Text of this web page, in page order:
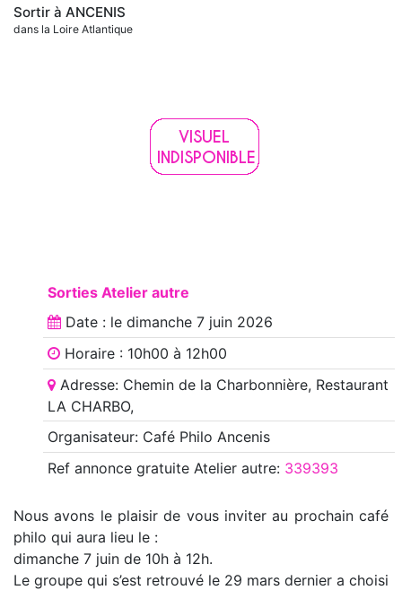
Sortir à ANCENIS
dans la Loire Atlantique
Sorties Atelier autre
Date : le dimanche 7 juin 2026
Horaire : 10h00 à 12h00
Adresse: Chemin de la Charbonnière, Restaurant
LA CHARBO,
Organisateur: Café Philo Ancenis
Ref annoncegratuite Atelier autre: 339393
Nous avons le plaisir de vous inviter au prochain café
philo qui aura lieu le :
dimanche 7 juin de 10h à 12h.
Le groupe qui s’est retrouvé le 29 mars dernier a choisi